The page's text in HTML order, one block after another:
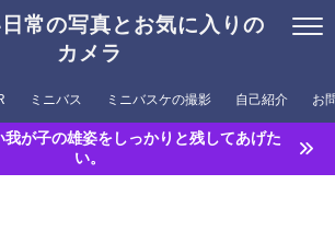
常の写真とお気に入りの
カメラ
ミニバス ミニバスケの撮影 自己紹介 お
我が子の雄姿をしっかりと残してあげた
い。